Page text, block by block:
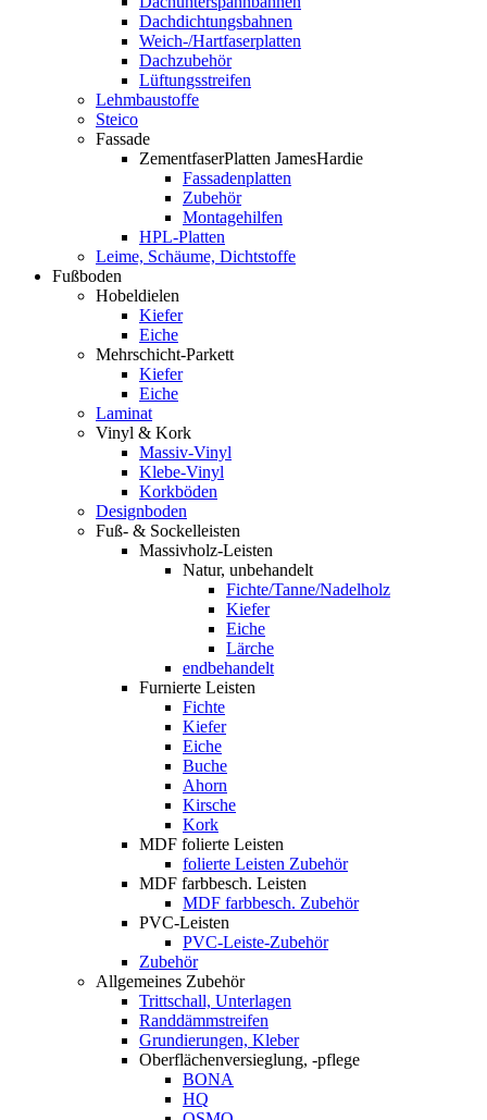
Dachdichtungsbahnen
Weich-/Hartfaserplatten
Dachzubehör
Lüftungsstreifen
Lehmbaustoffe
Steico
Fassade
ZementfaserPlatten JamesHardie
Fassadenplatten
Zubehör
Montagehilfen
HPL-Platten
Leime, Schäume, Dichtstoffe
Fußboden
Hobeldielen
Kiefer
Eiche
Mehrschicht-Parkett
Kiefer
Eiche
Laminat
Vinyl & Kork
Massiv-Vinyl
Klebe-Vinyl
Korkböden
Designboden
Fuß- & Sockelleisten
Massivholz-Leisten
Natur, unbehandelt
Fichte/Tanne/Nadelholz
Kiefer
Eiche
Lärche
endbehandelt
Furnierte Leisten
Fichte
Kiefer
Eiche
Buche
Ahorn
Kirsche
Kork
MDF folierte Leisten
folierte Leisten Zubehör
MDF farbbesch. Leisten
MDF farbbesch. Zubehör
PVC-Leisten
PVC-Leiste-Zubehör
Zubehör
Allgemeines Zubehör
Trittschall, Unterlagen
Randdämmstreifen
Grundierungen, Kleber
Oberflächenversieglung, -pflege
BONA
HQ